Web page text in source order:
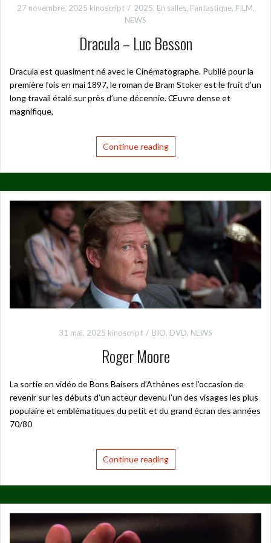
27 novembre, 2025 kinoscript 2025, En salles, Fantastique, FILM,
NEWS
Dracula – Luc Besson
Dracula est quasiment né avec le Cinématographe. Publié pour la
première fois en mai 1897, le roman de Bram Stoker est le fruit d’un
long travail étalé sur près d’une décennie. Œuvre dense et
magnifique,
Continue reading
31 mai, 2025 kinoscript BIO, DVD, NEWS
Roger Moore
La sortie en vidéo de Bons Baisers d’Athènes est l’occasion de
revenir sur les débuts d’un acteur devenu l’un des visages les plus
populaire et emblématiques du petit et du grand écran des années
70/80
Continue reading